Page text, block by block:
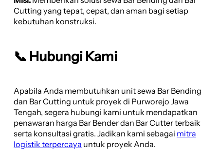
Cutting yang tepat, cepat, dan aman bagi setiap
kebutuhan konstruksi.
📞 Hubungi Kami
Apabila Anda membutuhkan unit sewa Bar Bending
dan Bar Cutting untuk proyek di Purworejo Jawa
Tengah, segera hubungi kami untuk mendapatkan
penawaran harga Bar Bender dan Bar Cutter terbaik
serta konsultasi gratis. Jadikan kami sebagai mitra
logistik terpercaya untuk proyek Anda.